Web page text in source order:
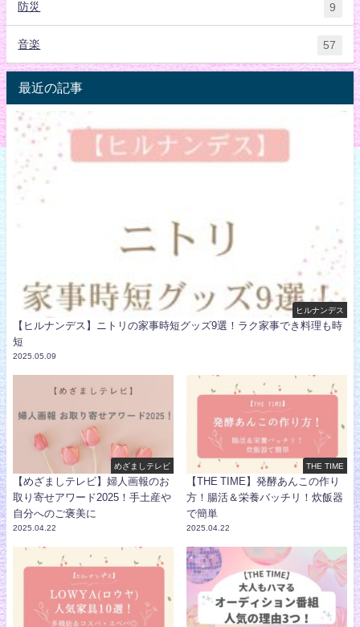
防災 9
音楽 57
最近の記事
ヒルナンデス
【ヒルナンデス】ニトリの家事時短グッズ9選！ラク家事でき料理も時
短
2025.05.09
めざましテレビ
【めざましテレビ】婦人画報のお
取り寄せアワード2025！手土産や
自分へのご褒美に
2025.04.22
THE TIME
【THE TIME】発酵あんこの作り
方！腸活＆栄養バッチリ！炊飯器
で簡単
2025.04.22